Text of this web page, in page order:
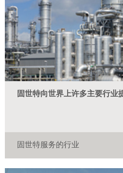
固世特向世界上许多主要行业
固世特服务的行业